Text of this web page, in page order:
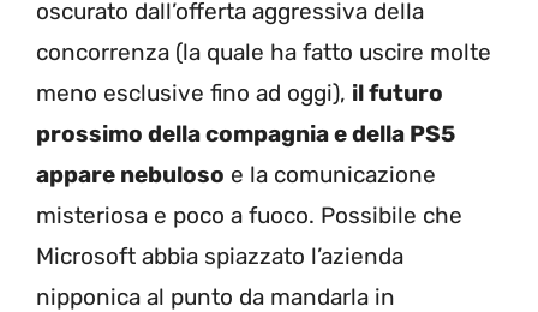
oscurato dall’offerta aggressiva della
concorrenza (la quale ha fatto uscire molte
meno esclusive fino ad oggi), il futuro
prossimo della compagnia e della PS5
appare nebuloso e la comunicazione
misteriosa e poco a fuoco. Possibile che
Microsoft abbia spiazzato l’azienda
nipponica al punto da mandarla in